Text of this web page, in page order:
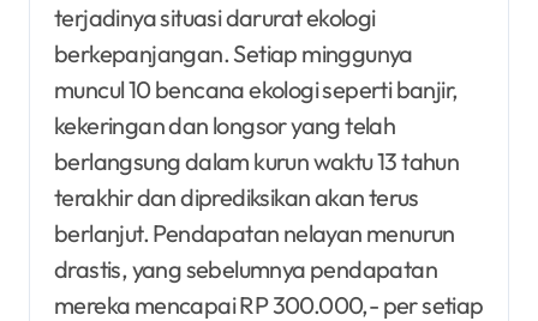
terjadinya situasi darurat ekologi
berkepanjangan. Setiap minggunya
muncul 10 bencana ekologi seperti banjir,
kekeringan dan longsor yang telah
berlangsung dalam kurun waktu 13 tahun
terakhir dan diprediksikan akan terus
berlanjut. Pendapatan nelayan menurun
drastis, yang sebelumnya pendapatan
mereka mencapai RP 300.000,- per setiap